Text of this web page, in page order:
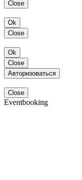
Close
Ok
Close
Ok
Close
Авторизоваться
Close
Eventbooking